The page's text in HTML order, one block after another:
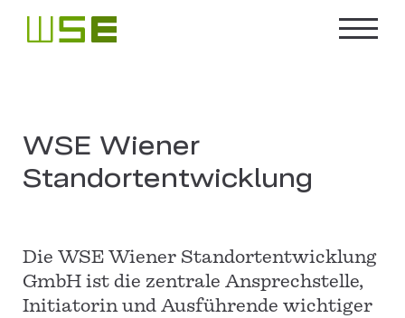
WSE Wiener
Standortentwicklung
Die WSE Wiener Standortentwicklung
GmbH ist die zentrale Ansprechstelle,
Initiatorin und Ausführende wichtiger